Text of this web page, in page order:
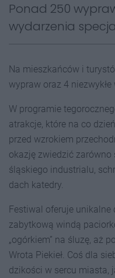
Ponad 250
wydarzenia
Na mieszkańców i
wypraw oraz 4
W programie
atrakcje, które na co
przed wzrokiem
okazję zwiedzić zarówno
śląskiego industrialu,
dach katedry.
Festiwal oferuje unikalne
zabytkową windą
„ogórkiem” na śluzę, aż
Wrota Piekieł. Coś dla
dzikości w sercu miasta,